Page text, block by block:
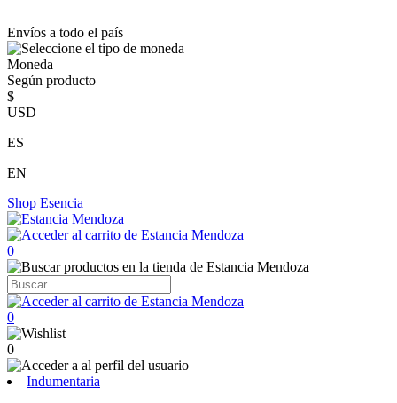
Envíos a todo el país
Moneda
Según producto
$
USD
ES
EN
Shop Esencia
0
0
0
Indumentaria